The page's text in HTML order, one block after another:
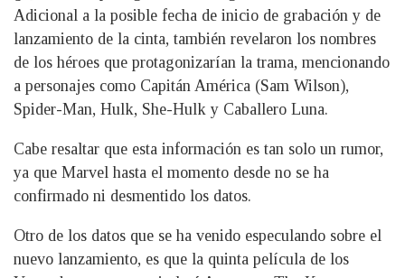
Adicional a la posible fecha de inicio de grabación y de
lanzamiento de la cinta, también revelaron los nombres
de los héroes que protagonizarían la trama, mencionando
a personajes como Capitán América (Sam Wilson),
Spider-Man, Hulk, She-Hulk y Caballero Luna.
Cabe resaltar que esta información es tan solo un rumor,
ya que Marvel hasta el momento desde no se ha
confirmado ni desmentido los datos.
Otro de los datos que se ha venido especulando sobre el
nuevo lanzamiento, es que la quinta película de los